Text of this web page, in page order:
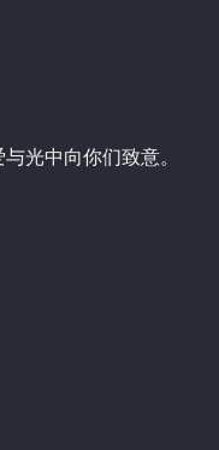
光中向你们致意。